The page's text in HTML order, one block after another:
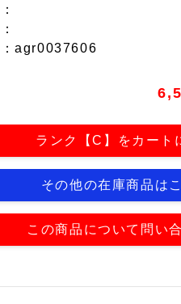
：
：
：agr0037606
ランク【C】をカート
その他の在庫商品は
この商品について問い